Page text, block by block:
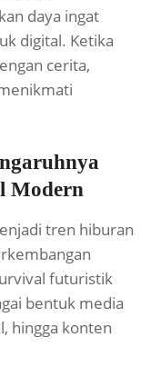
daya ingat
digital. Ketika
cerita,
Modern
tren hiburan
futuristik
bentuk media
hingga konten